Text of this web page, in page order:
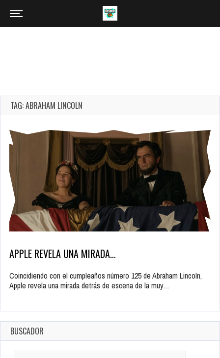
TAG: ABRAHAM LINCOLN
APPLE REVELA UNA MIRADA…
Coincidiendo con el cumpleaños número 125 de Abraham Lincoln,
Apple revela una mirada detrás de escena de la muy…
BUSCADOR